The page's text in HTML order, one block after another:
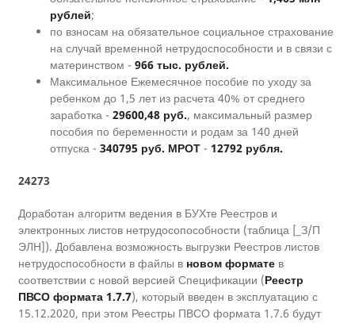
рублей;
по взносам на обязательное социальное страхование
на случай временной нетрудоспособности и в связи с
материнством - 966 тыс. рублей.
Максимальное Ежемесячное пособие по уходу за
ребенком до 1,5 лет из расчета 40% от среднего
заработка - 29600,48 руб., максимальный размер
пособия по беременности и родам за 140 дней
отпуска - 340795 руб. МРОТ - 12792 рубля.
24273
Доработан алгоритм ведения в БУХте Реестров и
электронных листов нетрудосопособности (таблица [_З/П
ЭЛН]). Добавлена возможность выгрузки Реестров листов
нетрудоспособности в файлы в новом формате в
соответствии с новой версией Спецификации (Реестр
ПВСО формата 1.7.7), который введен в эксплуатацию с
15.12.2020, при этом Реестры ПВСО формата 1.7.6 будут